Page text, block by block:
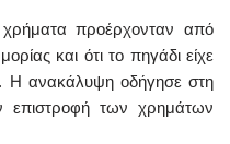
προέρχονταν από
και ότι το πηγάδι είχε
Η ανακάλυψη οδήγησε στη
επιστροφή των χρημάτων